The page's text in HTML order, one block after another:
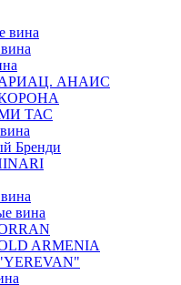
вина
АРИАЦ. АНАИС
КОРОНА
МИ ТАС
Бренди
вина
ARMENIA